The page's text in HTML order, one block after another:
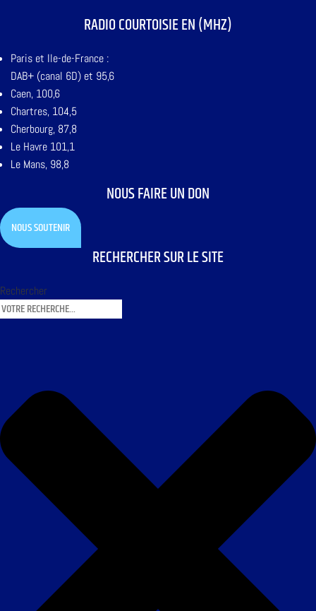
RADIO COURTOISIE EN (MHZ)
Paris et Ile-de-France :
DAB+ (canal 6D) et 95,6
Caen, 100,6
Chartres, 104,5
Cherbourg, 87,8
Le Havre 101,1
Le Mans, 98,8
NOUS FAIRE UN DON
NOUS SOUTENIR
RECHERCHER SUR LE SITE
Rechercher